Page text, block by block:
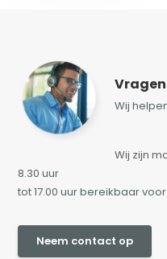
Wij
Wij zijn
8.30 uur
tot 17.00 uur bereikbaar
Neem contact op